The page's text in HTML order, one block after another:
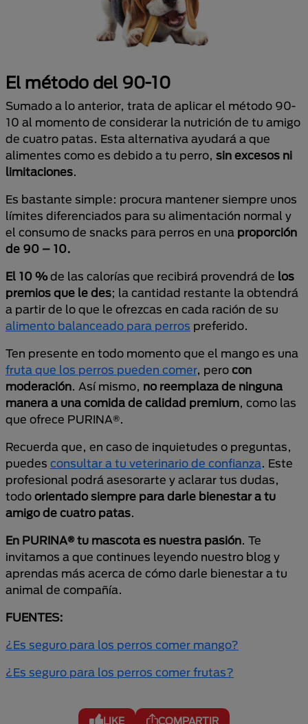
El método del 90-10
Sumado a lo anterior, trata de aplicar el método 90-
10 al momento de considerar la nutrición de tu amigo
de cuatro patas. Esta alternativa ayudará a que
alimentes como es debido a tu perro, sin excesos ni
limitaciones.
Es bastante simple: procura mantener siempre unos
límites diferenciados para su alimentación normal y
el consumo de snacks para perros en una proporción
de 90 – 10.
El 10 %de las calorías que recibirá provendrá de los
premios que le des; la cantidad restante la obtendrá
a partir de lo que le ofrezcas en cada ración de su
alimento balanceado para perros preferido.
Ten presente en todo momento que el mango es una
fruta que los perros pueden comer, pero con
moderación. Así mismo, no reemplaza de ninguna
manera a una comida de calidad premium, como las
que ofrece PURINA®.
Recuerda que, en caso de inquietudes o preguntas,
puedes consultar a tu veterinario de confianza. Este
profesional podrá asesorarte y aclarar tus dudas,
todo orientado siempre para darle bienestar a tu
amigo de cuatro patas.
En PURINA® tu mascota es nuestra pasión. Te
invitamos a que continues leyendo nuestro blog y
aprendas más acerca de cómo darle bienestar a tu
animal de compañía.
FUENTES:
¿Es seguro para los perros comer mango?
¿Es seguro para los perros comer frutas?
LIKE COMPARTIR